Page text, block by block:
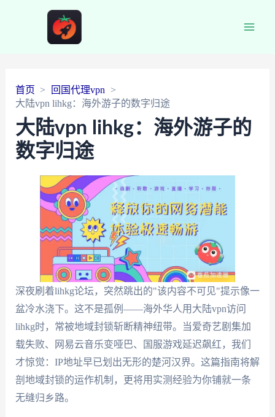
首页
回国代理vpn
大陆vpn lihkg：海外游子的数字归途
大陆vpn lihkg：海外游子的
数字归途
深夜刷着lihkg论坛，突然跳出的"该内容不可见"提示像一
盆冷水浇下。这不是孤例——海外华人用大陆vpn访问
lihkg时，常被地域封锁斩断精神纽带。当爱奇艺剧集加
载失败、网易云音乐变哑巴、国服游戏延迟飙红，我们
才惊觉：IP地址早已划出无形的楚河汉界。这篇指南将解
剖地域封锁的运作机制，更将用实测经验为你铺就一条
无缝归乡路。